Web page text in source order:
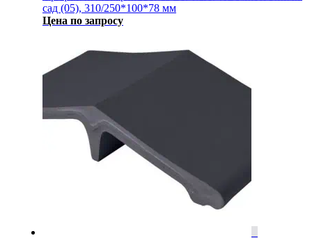
сад (05), 310/250*100*78 мм
Цена по запросу